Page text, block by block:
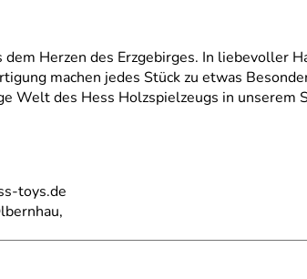
Herzen des Erzgebirges. In liebevoller
machen jedes Stück zu etwas
Welt des Hess Holzspielzeugs in
toys.de